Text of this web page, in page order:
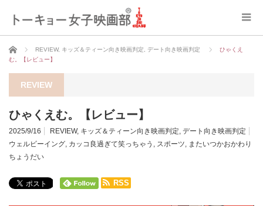
ホーム REVIEW, キッズ＆ティーン向き映画判定 デート向き映画判定
ひゃくえ
む。【レビュー】
REVIEW
ひゃくえむ。【レビュー】
2025/9/16 REVIEW, キッズ＆ティーン向き映画判定, デート向き映画判定
ウェルビーイング, カッコ良過ぎて笑っちゃう , スポーツ, またいつかおかわり
ちょうだい
RSS